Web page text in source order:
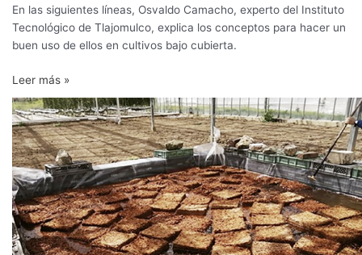
En las siguientes líneas, Osvaldo Camacho, experto del Instituto
Tecnológico de Tlajomulco, explica los conceptos para hacer un
buen uso de ellos en cultivos bajo cubierta.
Leer más »
El
coco
como
sustrato
en
cultivos
de
flores
de